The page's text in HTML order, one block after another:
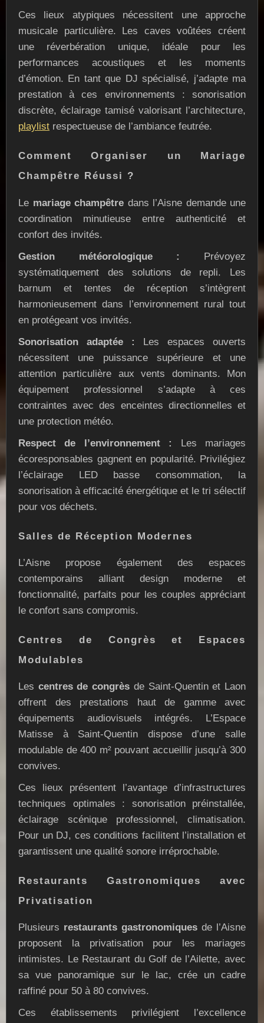
Ces lieux atypiques nécessitent une approche
musicale particulière. Les caves voûtées créent
une réverbération unique, idéale pour les
performances acoustiques et les moments
d’émotion. En tant que DJ spécialisé, j’adapte ma
prestation à ces environnements : sonorisation
discrète, éclairage tamisé valorisant l’architecture,
playlist respectueuse de l’ambiance feutrée.
Comment Organiser un Mariage
Champêtre Réussi ?
Le mariage champêtre dans l’Aisne demande une
coordination minutieuse entre authenticité et
confort des invités.
Gestion météorologique :
Prévoyez
systématiquement des solutions de repli. Les
barnum et tentes de réception s’intègrent
harmonieusement dans l’environnement rural tout
en protégeant vos invités.
Sonorisation adaptée :
Les espaces ouverts
nécessitent une puissance supérieure et une
attention particulière aux vents dominants. Mon
équipement professionnel s’adapte à ces
contraintes avec des enceintes directionnelles et
une protection météo.
Respect de l’environnement :
Les mariages
écoresponsables gagnent en popularité. Privilégiez
l’éclairage LED basse consommation, la
sonorisation à efficacité énergétique et le tri sélectif
pour vos déchets.
Salles de Réception Modernes
L’Aisne propose également des espaces
contemporains alliant design moderne et
fonctionnalité, parfaits pour les couples appréciant
le confort sans compromis.
Centres de Congrès et Espaces
Modulables
Les centres de congrès de Saint-Quentin et Laon
offrent des prestations haut de gamme avec
équipements audiovisuels intégrés. L’Espace
Matisse à Saint-Quentin dispose d’une salle
modulable de 400 m² pouvant accueillir jusqu’à 300
convives.
Ces lieux présentent l’avantage d’infrastructures
techniques optimales : sonorisation préinstallée,
éclairage scénique professionnel, climatisation.
Pour un DJ, ces conditions facilitent l’installation et
garantissent une qualité sonore irréprochable.
Restaurants Gastronomiques avec
Privatisation
Plusieurs restaurants gastronomiques de l’Aisne
proposent la privatisation pour les mariages
intimistes. Le Restaurant du Golf de l’Ailette, avec
sa vue panoramique sur le lac, crée un cadre
raffiné pour 50 à 80 convives.
Ces établissements privilégient l’excellence